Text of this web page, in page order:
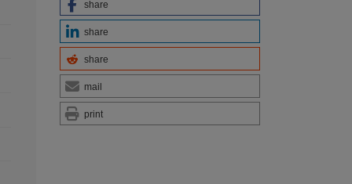
share
share
share
mail
print